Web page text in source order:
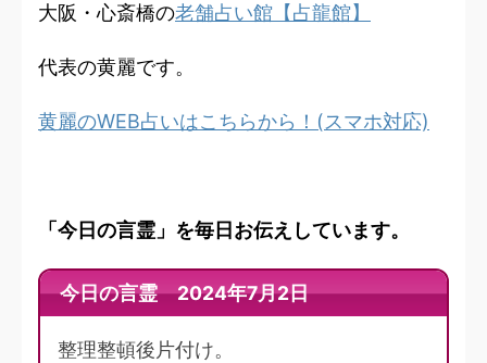
大阪・心斎橋の老舗占い館【占龍館】
代表の黄麗です。
黄麗のWEB占いはこちらから！(スマホ対応)
「今日の言霊」を毎日お伝えしています。
今日の言霊 2024年7月2日
整理整頓後片付け。